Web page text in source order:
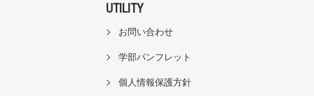
UTILITY
お問い合わせ
学部パンフレット
個人情報保護方針